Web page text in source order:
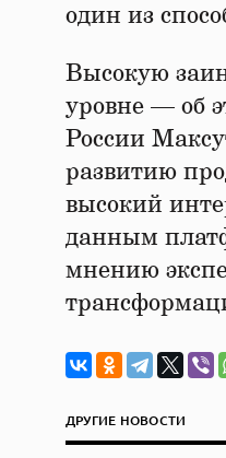
один из
Высокую
уровне — об
России
развитию
высокий
данным
мнению
ДРУГИЕ НОВОСТИ